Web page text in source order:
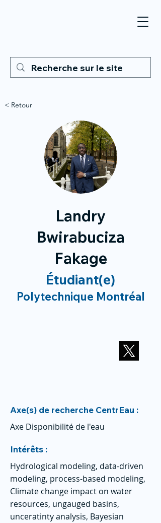
< Retour
Landry
Bwirabuciza
Fakage
Étudiant(e)
Polytechnique Montréal
Axe(s) de recherche CentrEau :
Axe Disponibilité de l'eau
Intérêts :
Hydrological modeling, data-driven
modeling, process-based modeling,
Climate change impact on water
resources, ungauged basins,
unceratinty analysis, Bayesian